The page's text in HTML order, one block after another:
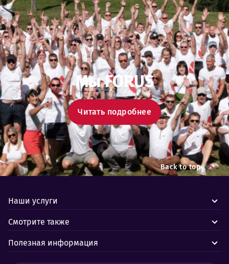
Мы FORUS
Читать подробнее
Back to top
Наши услуги
Смотрите также
Полезная информация